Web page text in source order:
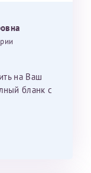
на Ваш
бланк с